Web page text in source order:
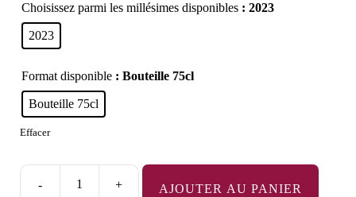
Choisissez parmi les millésimes disponibles : 2023
2023
Format disponible : Bouteille 75cl
Bouteille 75cl
Effacer
-
quantité
+ AJOUTER AU PANIER